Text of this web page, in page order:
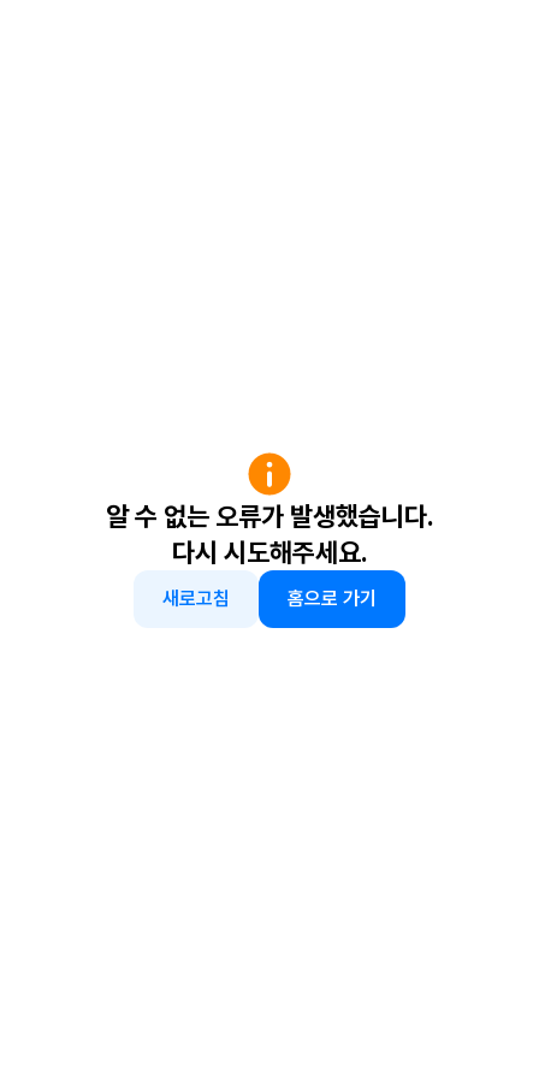
알 수 없는 오류가 발생했습니다.
다시 시도해주세요.
새로고침 홈으로 가기